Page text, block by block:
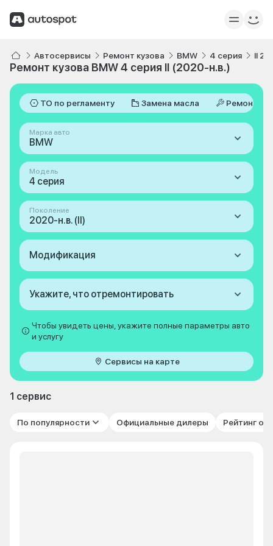
Автосервисы Ремонт кузова BMW 4 серия II
Ремонт кузова BMW 4 серия II (2020-н.в.)
ТО по регламенту Замена масла Ремонт
Марка авто
BMW
Модель
4 серия
Поколение
2020-н.в. (II)
Модификация
Укажите, что отремонтировать
Чтобы увидеть цены, укажите полные параметры авто
и услугу
Сервисы на карте
1 сервис
По популярности Официальные дилеры Рейтинг